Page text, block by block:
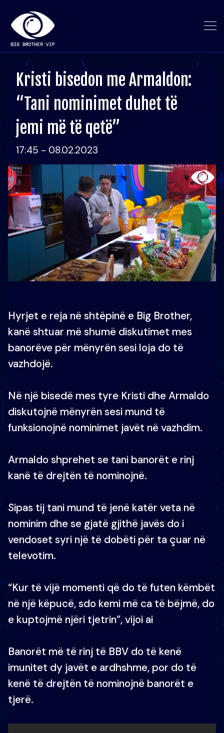
Kristi bisedon me Armaldon:
“Tani nominimet duhet të
jemi më të qetë”
17:45 - 08.02.2023
Hyrjet e reja në shtëpinë e Big Brother,
kanë shtuar më shumë diskutimet mes
banorëve për mënyrën sesi loja do të
vazhdojë.
Në një bisedë mes tyre Kristi dhe Armaldo
diskutojnë mënyrën sesi mund të
funksionojnë nominimet javët në vazhdim.
Armaldo shprehet se tani banorët e rinj
kanë të drejtën të nominojnë.
Sipas tij tani mund të jenë katër veta në
nominim dhe se gjatë gjithë javës do i
vendoset syri një të dobëti për ta çuar në
televotim.
“Kur të vijë momenti që do të futen këmbët
në një këpucë, sdo kemi më ca të bëjmë, do
e kuptojmë njëri tjetrin”, vijoi ai
Banorët më të rinj të BBV do të kenë
imunitet dy javët e ardhshme, por do të
kenë të drejtën të nominojnë banorët e
tjerë.